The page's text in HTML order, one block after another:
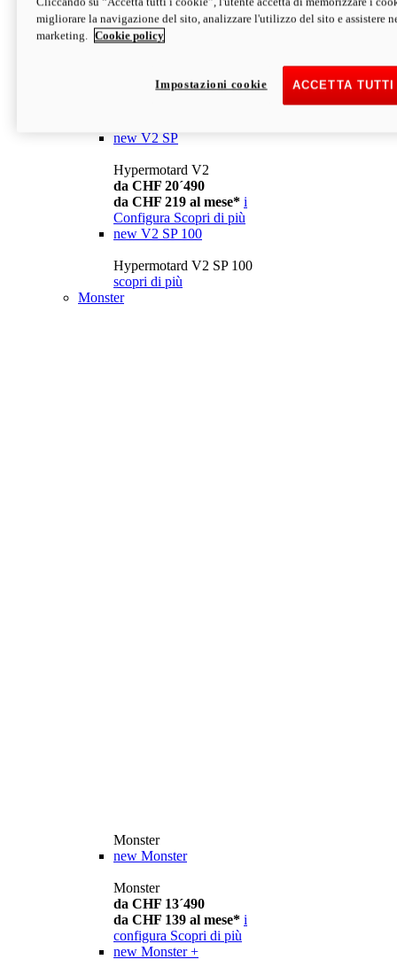
da CHF 13´990
Configura Scopri di più
newV2
da CHF 15´990
new V2 SP
Hypermotard V2
da CHF 20´490
da CHF 219 al mese* i
Configura Scopri di più
new V2 SP 100
Hypermotard V2 SP 100
scopri di più
Monster
Monster
new Monster
Monster
da CHF 13´490
da CHF 139 al mese* i
configura Scopri di più
new Monster +
migliorare la navigazione del sito, analizzare l'utilizzo del sito e assistere
marketing.
Cookie policy
ACCETTA
Impostazioni cookie